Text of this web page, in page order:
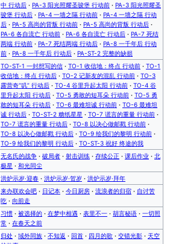
中 行动后 · PA-3 阳光照耀圣骏堡 行动前 · PA-3 阳光照耀圣
骏堡 行动后 · PA-4 一墙之隔 行动前 · PA-4 一墙之隔 行动
后 · PA-5 高尚的背叛 行动前 · PA-5 高尚的背叛 行动后 ·
PA-6 各自流亡 行动前 · PA-6 各自流亡 行动后 · PA-7 死结
两端 行动前 · PA-7 死结两端 行动后 · PA-8 一千年后 行动
前 · PA-8 一千年后 行动后 · PA-ST-2 完整的缺损
TO-ST-1 一封想写的信 · TO-1 收信地：终点 行动前 · TO-1
收信地：终点 行动后 · TO-2 记新友的混乱 行动前 · TO-3
露营奇“叽” 行动后 · TO-4 谷里升起太阳 行动前 · TO-4 谷
里升起太阳 行动后 · TO-5 勇敢的短耳朵 行动前 · TO-5 勇
敢的短耳朵 行动后 · TO-6 最难坦诚 行动前 · TO-6 最难坦
诚 行动后 · TO-ST-2 糖纸星星 · TO-7 谎言的重量 行动前 ·
TO-7 谎言的重量 行动后 · TO-8 以决心做邮戳 行动前 ·
TO-8 以决心做邮戳 行动后 · TO-9 绘我们的黎明 行动前 ·
TO-9 绘我们的黎明 行动后 · TO-ST-3 祝好 终途的我
无名氏的战争 · 破局者 · 射击训练 · 存续公正 · 课后作业 · 北
极星 · 和光同尘
洪炉示岁·迎春 · 洪炉示岁·贺岁 · 洪炉示岁·拜年
来办联欢会吧 · 日记本 · 今日厨房 · 流浪者的归宿 · 自讨苦
吃 · 向前走
习惯 · 被选择的 · 在梦中相遇 · 表里不一 · 胡言秘语 · 一切照
常 · 在春天之前
归处 · 域外同族 · 不知返 · 回首 · 四月的歌 · 交错光影 · 天空